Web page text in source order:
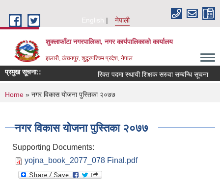
English
नेपाली
शुक्लाफाँटा नगरपालिका, नगर कार्यपालिकाको कार्यालय
झलारी, कंचनपुर, शुदूरपश्चिम प्रदेश, नेपाल
प्रमुख सूचना:: रिक्त पदमा स्थायी शिक्षक सरुवा सम्बन्धि सूचना
You are here
Home » नगर विकास योजना पुस्तिका २०७७
नगर विकास योजना पुस्तिका २०७७
Supporting Documents:
yojna_book_2077_078 Final.pdf